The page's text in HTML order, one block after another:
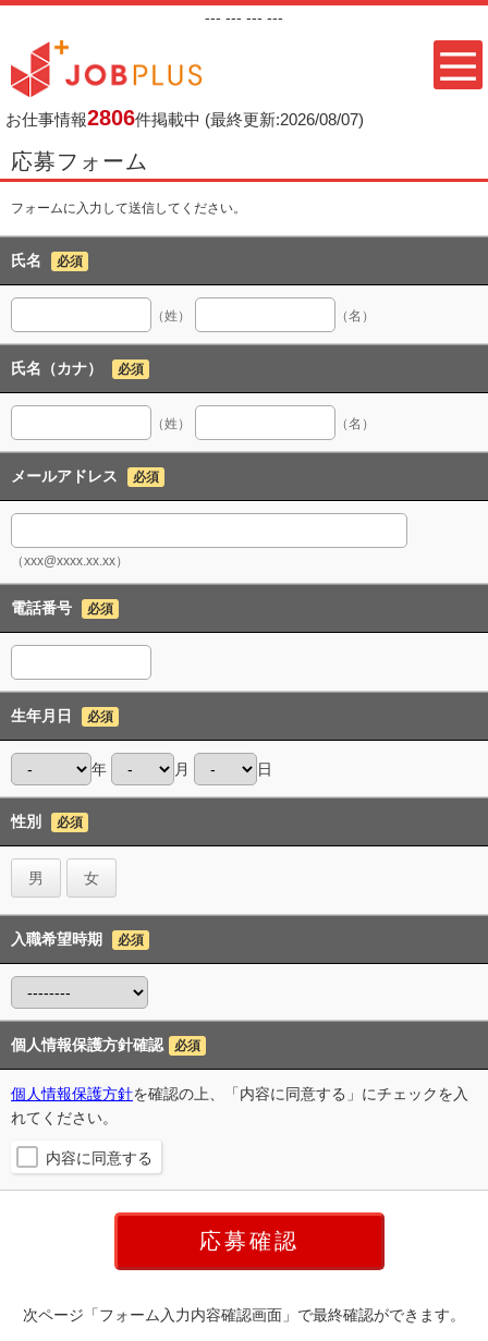
--- --- --- ---
お仕事情報2806件掲載中 (最終更新:2026/08/07)
応募フォーム
フォームに入力して送信してください。
氏名 必須
（姓） （名）
氏名（カナ） 必須
（姓） （名）
メールアドレス 必須
（xxx@xxxx.xx.xx）
電話番号 必須
生年月日 必須
年 月 日
性別 必須
男 女
入職希望時期 必須
個人情報保護方針確認 必須
個人情報保護方針を確認の上、「内容に同意する」にチェックを入
れてください。
内容に同意する
次ページ「フォーム入力内容確認画面」で最終確認ができます。